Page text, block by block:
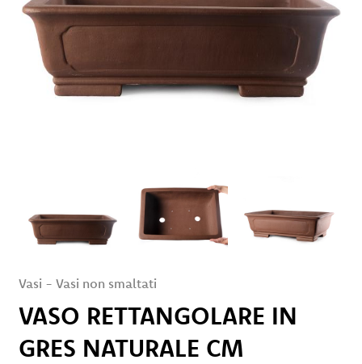
Bonsai in Pratica
Servizi
Area Privata
Vasi - Vasi non smaltati
VASO RETTANGOLARE IN
GRES NATURALE CM